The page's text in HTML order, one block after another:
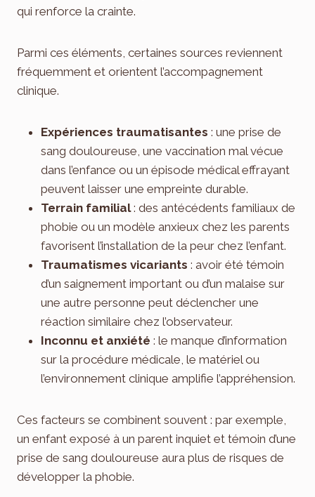
qui renforce la crainte.
Parmi ces éléments, certaines sources reviennent
fréquemment et orientent l’accompagnement
clinique.
Expériences traumatisantes : une prise de
sang douloureuse, une vaccination mal vécue
dans l’enfance ou un épisode médical effrayant
peuvent laisser une empreinte durable.
Terrain familial: des antécédents familiaux de
phobie ou un modèle anxieux chez les parents
favorisent l’installation de la peur chez l’enfant.
Traumatismes vicariants : avoir été témoin
d’un saignement important ou d’un malaise sur
une autre personne peut déclencher une
réaction similaire chez l’observateur.
Inconnu et anxiété : le manque d’information
sur la procédure médicale, le matériel ou
l’environnement clinique amplifie l’appréhension.
Ces facteurs se combinent souvent : par exemple,
un enfant exposé à un parent inquiet et témoin d’une
prise de sang douloureuse aura plus de risques de
développer la phobie.